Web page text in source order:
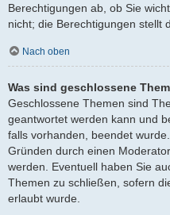
Berechtigungen ab, ob Sie
nicht; die Berechtigungen stellt
Nach oben
Was sind geschlossene
Geschlossene Themen sind
geantwortet werden kann und
falls vorhanden, beendet
Gründen durch einen
werden. Eventuell haben Sie
Themen zu schließen, sofern
erlaubt wurde.